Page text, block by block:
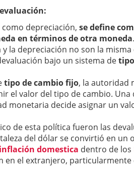
depreciación, se define
en términos de otra moneda
la depreciación no son la
bajo un sistema de
tipo de cambio fijo, la autoridad
el valor del tipo de cambio.
monetaria decide asignar un
de esta política fueron las
del dólar se convirtió en un
inflación domestica dentro de los
en el extranjero, particularmente